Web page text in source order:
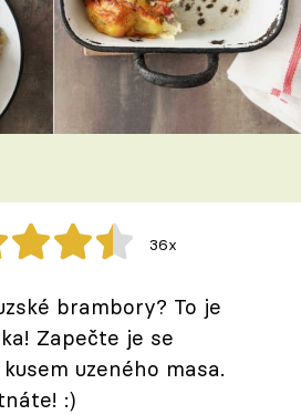
36x
brambory? To je
Zapečte je se
uzeného masa.
:)